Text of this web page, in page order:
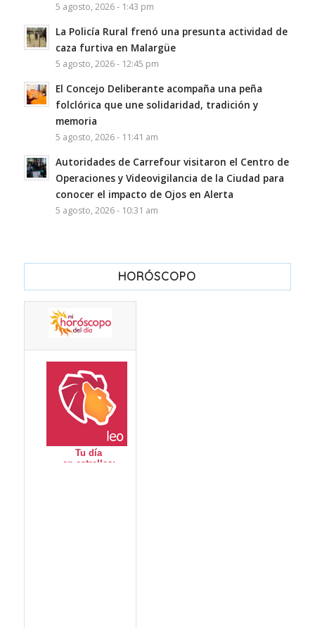
5 agosto, 2026 - 1:43 pm
La Policía Rural frenó una presunta actividad de
caza furtiva en Malargüe
5 agosto, 2026 - 12:45 pm
El Concejo Deliberante acompaña una peña
folclórica que une solidaridad, tradición y
memoria
5 agosto, 2026 - 11:41 am
Autoridades de Carrefour visitaron el Centro de
Operaciones y Videovigilancia de la Ciudad para
conocer el impacto de Ojos en Alerta
5 agosto, 2026 - 10:31 am
HORÓSCOPO